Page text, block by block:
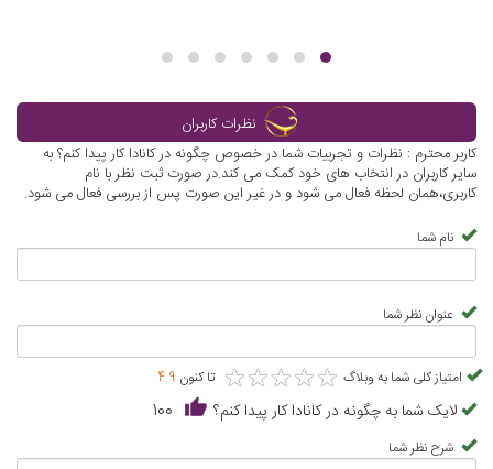
نظرات کاربران
کاربر محترم : نظرات و تجربیات شما در خصوص چگونه در کانادا کار پیدا کنم؟ به
سایر کاربران در انتخاب های خود کمک می کند.در صورت ثبت نظر با نام
کاربری،همان لحظه فعال می شود و در غیر این صورت پس از بررسی فعال می شود.
نام شما
عنوان نظر شما
امتیاز کلی شما به وبلاگ ★★★★★
★★★★★ تا کنون 4.9
لایک شما به چگونه در کانادا کار پیدا کنم؟ 100
شرح نظر شما